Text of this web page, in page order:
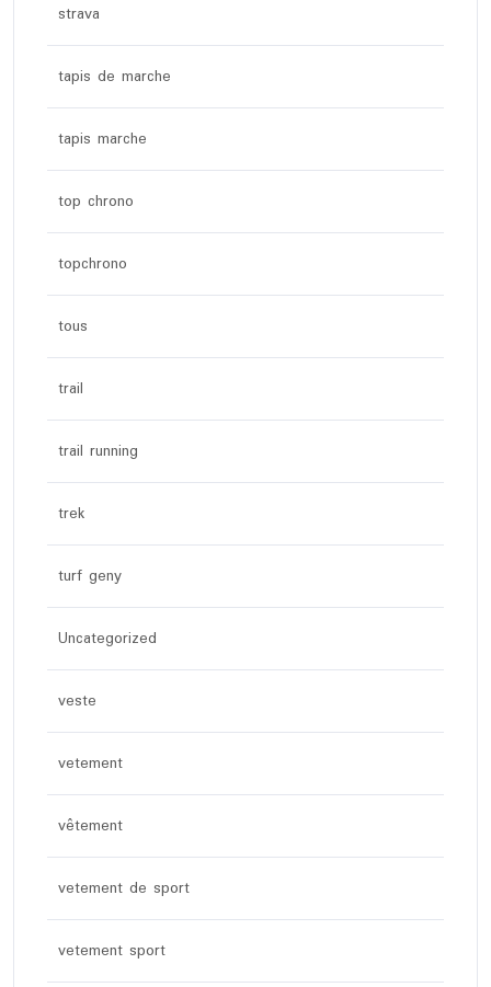
strava
tapis de marche
tapis marche
top chrono
topchrono
tous
trail
trail running
trek
turf geny
Uncategorized
veste
vetement
vêtement
vetement de sport
vetement sport